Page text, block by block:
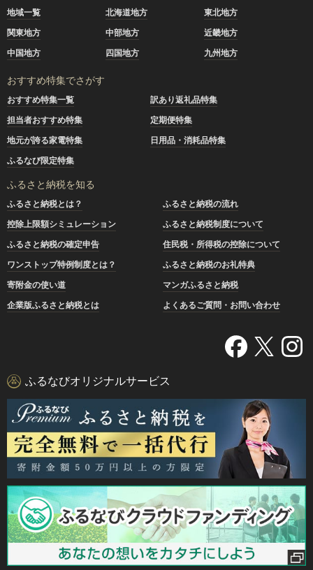
地域一覧 北海道地方
東北地方
関東地方
中部地方
近畿地方
中国地方
四国地方 九州地方
おすすめ特集でさがす
おすすめ特集一覧
訳あり返礼品特集
担当者おすすめ特集
定期便特集
地元が誇る家電特集
日用品・消耗品特集
ふるなび限定特集
ふるさと納税を知る
ふるさと納税とは？
ふるさと納税の流れ
控除上限額シミュレーション
ふるさと納税制度について
ふるさと納税の確定申告
住民税・所得税の控除について
ワンストップ特例制度とは？
ふるさと納税のお礼特典
寄附金の使い道
マンガふるさと納税
企業版ふるさと納税とは
よくあるご質問・お問い合わせ
ふるなびオリジナルサービス